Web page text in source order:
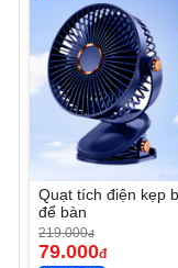
Quạt tích điện kẹp
để bàn
219.000đ
79.000đ